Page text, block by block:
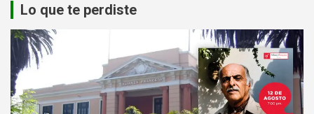
Lo que te perdiste